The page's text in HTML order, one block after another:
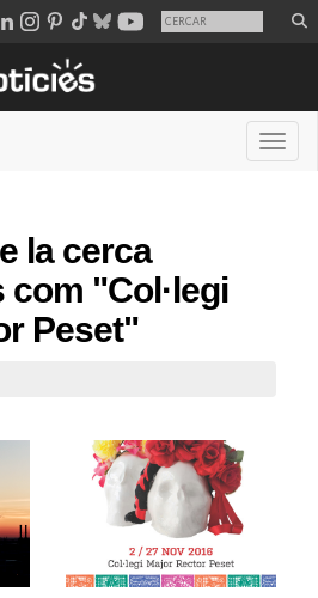
la cerca
com "Col·legi
Peset"